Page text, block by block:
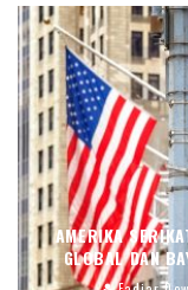
AMERIKA
GLOBAL DAN